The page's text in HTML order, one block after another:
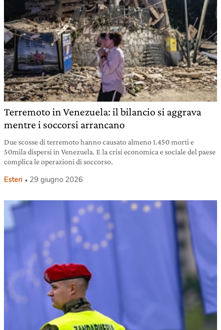
Terremoto in Venezuela: il bilancio si aggrava
mentre i soccorsi arrancano
Due scosse di terremoto hanno causato almeno 1.450 morti e
50mila dispersi in Venezuela. E la crisi economica e sociale del paese
complica le operazioni di soccorso.
Esteri 29 giugno 2026